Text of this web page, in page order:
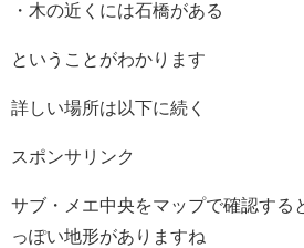
・木の近くには石橋がある
ということがわかります
詳しい場所は以下に続く
スポンサリンク
サブ・メエ中央をマップで確認する
っぽい地形がありますね